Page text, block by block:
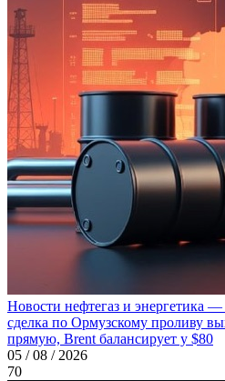
Новости нефтегаз и энергетика —
сделка по Ормузскому проливу
прямую, Brent балансирует у $80
05 / 08 / 2026
70